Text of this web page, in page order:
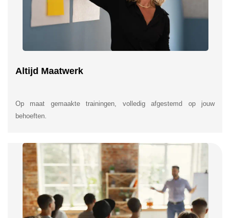
Altijd Maatwerk
Op maat gemaakte trainingen, volledig afgestemd op jouw
behoeften.